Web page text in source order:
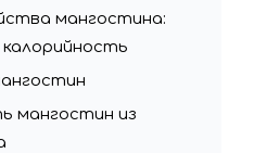
мангостина:
калорийность
мангостин из